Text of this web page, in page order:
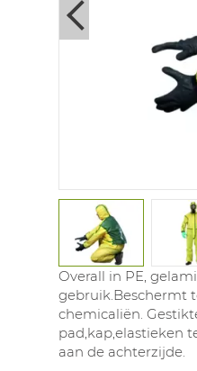
Next
Overall in PE,
gebruik.Beschermt
chemicaliën.
pad,kap,elastieken
aan de achterzijde.